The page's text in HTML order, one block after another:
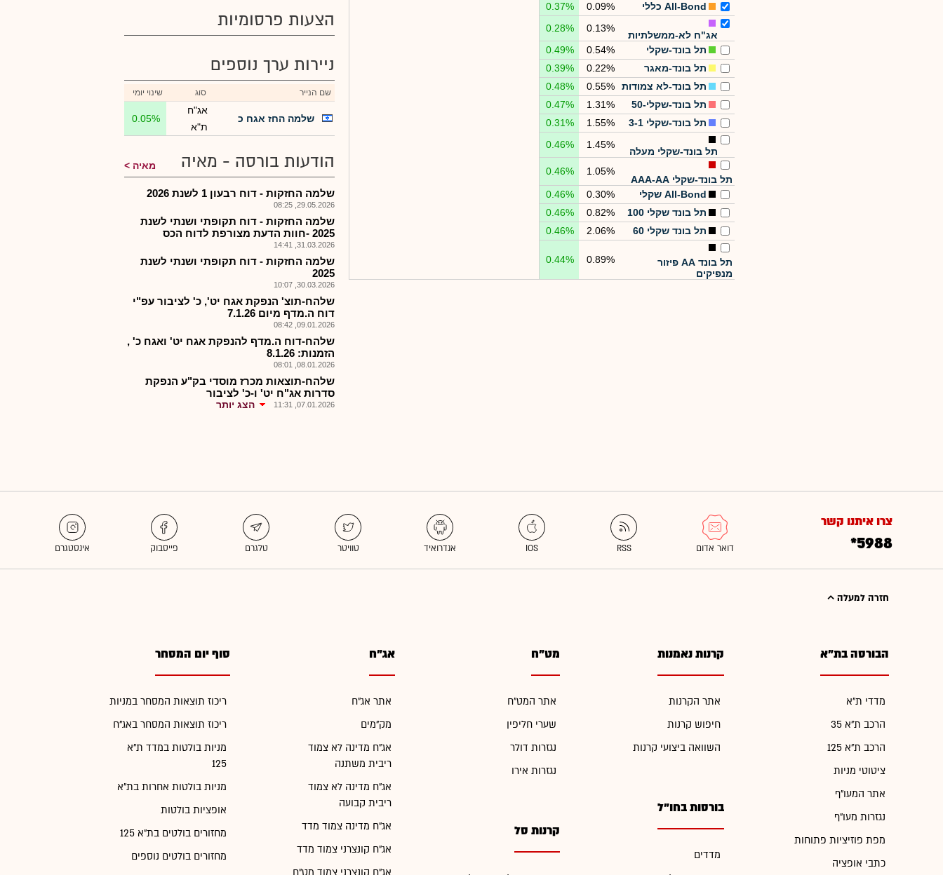
All-Bond כללי 0.09%
0.37%
אג"ח לא-ממשלתיות
0.13%
0.28%
תל בונד-שקלי
0.54%
0.49%
תל בונד-מאגר
0.22%
0.39%
תל בונד-לא צמודות
0.55%
0.48%
תל בונד-שקלי-50
1.31%
0.47%
תל בונד-שקלי 3-1
1.55%
0.31%
תל בונד-שקלי מעלה
1.45%
0.46%
תל בונד-שקלי AAA-AA
1.05%
0.46%
All-Bond שקלי 0.30%
0.46%
תל בונד שקלי 100
0.82%
0.46%
תל בונד שקלי 60
2.06%
0.46%
תל בונד AA פיזור
מנפיקים
0.89%
0.44%
הצעות פרסומיות
ניירות ערך נוספים
שם הנייר סוג שינוי יומי
שלמה החז אגח כ
אג"ח
ת"א
0.05%
הודעות בורסה - מאיה מאיה
שלמה החזקות - דוח רבעון 1 לשנת 2026
29.05.2026, 08:25
שלמה החזקות - דוח תקופתי ושנתי לשנת
2025 -חוות הדעת מצורפת לדוח הכס
31.03.2026, 14:41
שלמה החזקות - דוח תקופתי ושנתי לשנת
2025
30.03.2026, 10:07
שלהח-תוצ' הנפקת אגח יט', כ' לציבור עפ"י
דוח ה.מדף מיום 7.1.26
09.01.2026, 08:42
שלהח-דוח ה.מדף להנפקת אגח יט' ואגח כ' ,
הזמנות: 8.1.26
08.01.2026, 08:01
שלהח-תוצאות מכרז מוסדי בק"ע הנפקת
סדרות אג"ח יט' ו-כ' לציבור
07.01.2026, 11:31 הצג יותר
צרו איתנו קשר
*5988
חזרה למעלה
הבורסה בת"א
מדדי ת"א
הרכב ת"א 35
הרכב ת"א 125
ציטוטי מניות
אתר המעו"ף
נגזרות מעו"ף
מפת פוזיציות פתוחות
כתבי אופציה
קרנות נאמנות
אתר הקרנות
חיפוש קרנות
השוואה ביצועי קרנות
בורסות בחו"ל
מדדים
מט"ח
אתר המט"ח
שערי חליפין
נגזרות דולר
נגזרות אירו
קרנות סל
אג"ח
אתר אג"ח
מק"מים
אג"ח מדינה לא צמוד
ריבית משתנה
אג"ח מדינה לא צמוד
ריבית קבועה
אג"ח מדינה צמוד מדד
אג"ח קונצרני צמוד מדד
סוף יום המסחר
ריכוז תוצאות המסחר במניות
ריכוז תוצאות המסחר באג"ח
מניות בולטות במדד ת"א
125
מניות בולטות אחרות בת"א
אופציות בולטות
מחזורים בולטים בת"א 125
מחזורים בולטים נוספים